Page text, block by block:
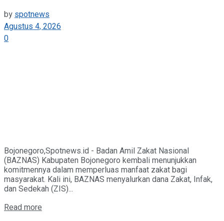
by spotnews
Agustus 4, 2026
0
Bojonegoro,Spotnews.id - Badan Amil Zakat Nasional
(BAZNAS) Kabupaten Bojonegoro kembali menunjukkan
komitmennya dalam memperluas manfaat zakat bagi
masyarakat. Kali ini, BAZNAS menyalurkan dana Zakat, Infak,
dan Sedekah (ZIS)...
Read more